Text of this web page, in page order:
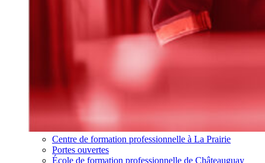
Centre de formation professionnelle à La Prairie
Portes ouvertes
École de formation professionnelle de Châteauguay